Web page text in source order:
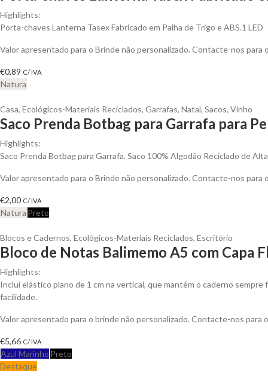
Highlights:
Porta-chaves Lanterna Tasex Fabricado em Palha de Trigo e ABS.1 LED
Valor apresentado para o Brinde não personalizado. Contacte-nos
€0,89 C/ IVA
Natura
Casa, Ecológicos-Materiais Reciclados, Garrafas, Natal, Sacos, Vinho
Saco Prenda Botbag para Garrafa para
Highlights:
Saco Prenda Botbag para Garrafa. Saco 100% Algodão Reciclado de
Valor apresentado para o Brinde não personalizado. Contacte-nos
€2,00 C/ IVA
Natura Preto
Blocos e Cadernos, Ecológicos-Materiais Reciclados, Escritório
Bloco de Notas Balimemo A5 com Capa
Highlights:
Inclui elástico plano de 1 cm na vertical, que mantém o caderno
facilidade.
Valor apresentado para o brinde não personalizado. Contacte-nos
€5,66 C/ IVA
Azul Marinho Preto
Destaque